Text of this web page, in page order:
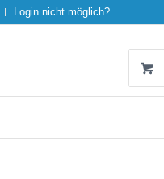
Login nicht möglich?